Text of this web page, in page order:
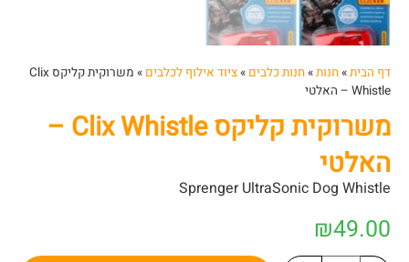
דף הבית»חנות»חנות כלבים »ציוד אילוף לכלבים »
משרוקית קליקס Clix
Whistle – האלטי
משרוקית קליקס Clix Whistle –
האלטי
Sprenger UltraSonic Dog Whistle
₪49.00